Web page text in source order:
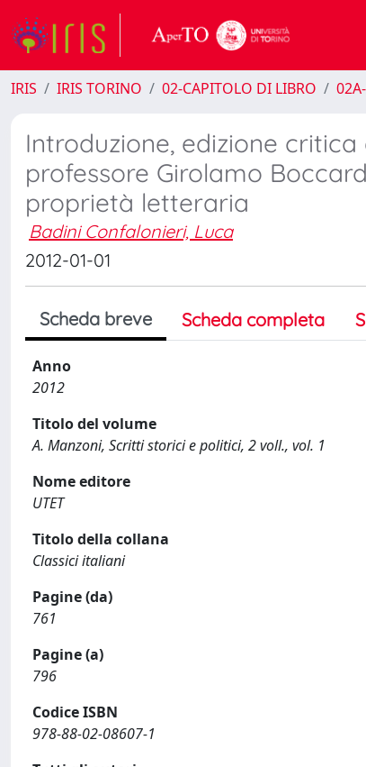
IRIS IRIS TORINO 02-CAPITOLO DI LIBRO
Introduzione, edizione
professore Girolamo
proprietà letteraria
Badini Confalonieri, Luca
2012-01-01
Scheda breve Scheda completa
Anno
2012
Titolo del volume
A. Manzoni, Scritti storici e politici, 2 voll., vol. 1
Nome editore
UTET
Titolo della collana
Classici italiani
Pagine (da)
761
Pagine (a)
796
Codice ISBN
978-88-02-08607-1